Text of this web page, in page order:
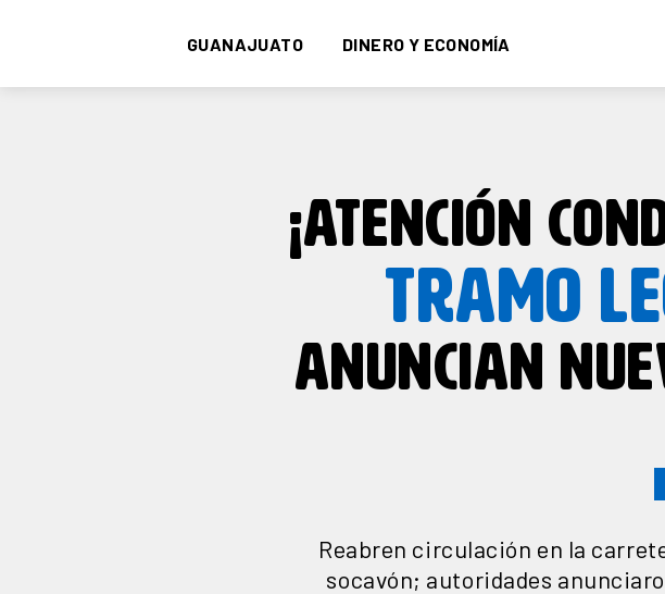
GUANAJUATO DINERO Y ECONOMÍA
¡ATENCIÓN
TRAMO
ANUNCIAN
Reabren circulación en la
socavón; autoridades